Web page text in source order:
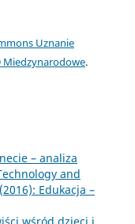
Uznanie
Miedzynarodowe.
– analiza
and
Edukacja –